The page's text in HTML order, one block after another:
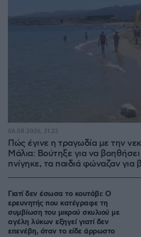
Πώς έγινε η τραγωδία με την
Μάλια: Βούτηξε για να βοηθήσει
πνίγηκε, τα παιδιά φώναζαν για
06.08.2026, 21:23
Γιατί δεν έσωσα το κουτάβι: Ο
ερευνητής που κατέγραφε τη
συμβίωση του μικρού σκυλιού με
αγέλη λύκων εξηγεί γιατί δεν
επενέβη, όταν το είδε άρρωστο